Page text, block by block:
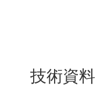
技術資料